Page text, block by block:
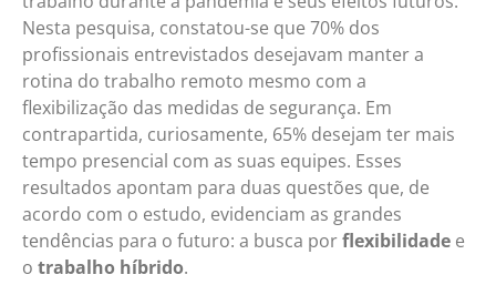
Nesta pesquisa, constatou-se que 70% dos
profissionais entrevistados desejavam manter a
rotina do trabalho remoto mesmo com a
flexibilização das medidas de segurança. Em
contrapartida, curiosamente, 65% desejam ter mais
tempo presencial com as suas equipes. Esses
resultados apontam para duas questões que, de
acordo com o estudo, evidenciam as grandes
tendências para o futuro: a busca porflexibilidade e
o trabalho híbrido.